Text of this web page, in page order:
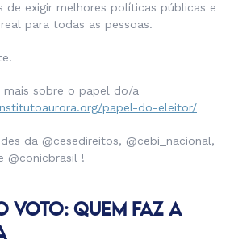
de exigir melhores políticas públicas e
para todas as pessoas.
mais sobre o papel do/a
papel-do-eleitor/
da @cesedireitos, @cebi_nacional,
@conicbrasil !
VOTO: QUEM FAZ A